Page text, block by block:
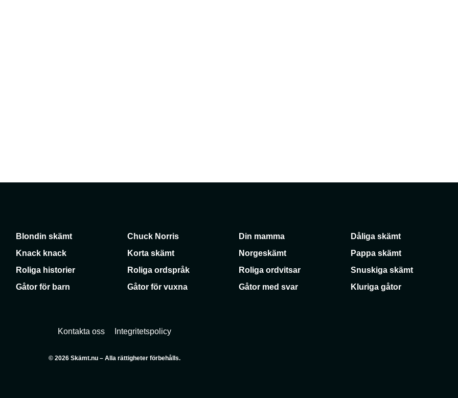
Blondin skämt Chuck Norris Din mamma
Dåliga skämt
Knack knack Korta skämt Norgeskämt
Pappa skämt
Roliga historier Roliga ordspråk Roliga ordvitsar
Snuskiga skämt
Gåtor för barn Gåtor för vuxna Gåtor med svar
Kluriga gåtor
Kontakta oss Integritetspolicy
© 2026 Skämt.nu – Alla rättigheter förbehålls.